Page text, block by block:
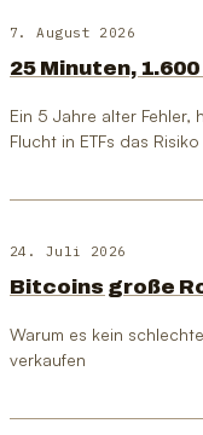
7. August 2026
25 Minuten,
Ein 5 Jahre alter
Flucht in ETFs das
24. Juli 2026
Bitcoins große
Warum es kein
verkaufen